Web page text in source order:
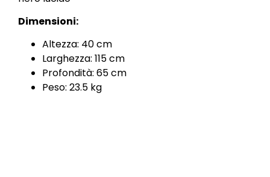
Dimensioni:
Altezza: 40 cm
Larghezza: 115 cm
Profondità: 65 cm
Peso: 23.5 kg